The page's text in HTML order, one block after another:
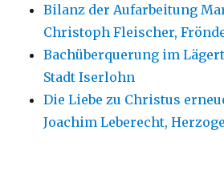
Bilanz der Aufarbeitung
Christoph Fleischer,
Bachüberquerung im
Stadt Iserlohn
Die Liebe zu Christus
Joachim Leberecht,